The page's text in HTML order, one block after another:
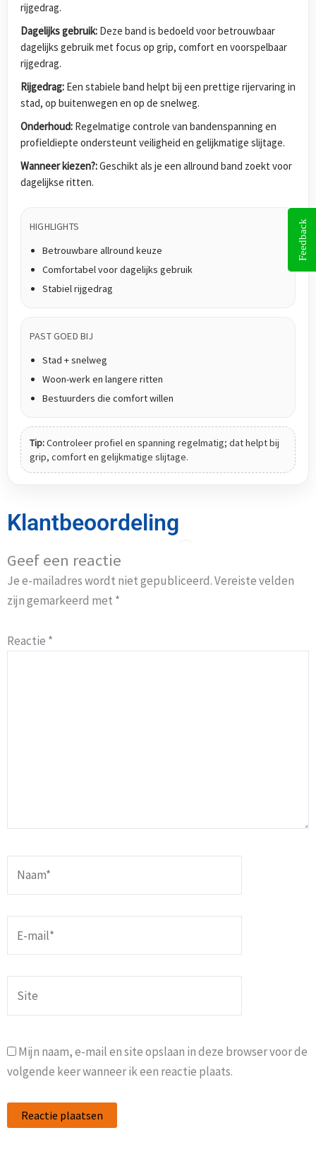
rijgedrag.
Dagelijks gebruik: Deze band is bedoeld voor betrouwbaar
dagelijks gebruik met focus op grip, comfort en voorspelbaar
rijgedrag.
Rijgedrag: Een stabiele band helpt bij een prettige rijervaring in
stad, op buitenwegen en op de snelweg.
Onderhoud: Regelmatige controle van bandenspanning en
profieldiepte ondersteunt veiligheid en gelijkmatige slijtage.
Wanneer kiezen?:Geschikt als je een allround band zoekt voor
dagelijkse ritten.
HIGHLIGHTS
Betrouwbare allround keuze
Comfortabel voor dagelijks gebruik
Stabiel rijgedrag
PAST GOED BIJ
Stad + snelweg
Woon-werk en langere ritten
Bestuurders die comfort willen
Tip:Controleer profiel en spanning regelmatig; dat helpt bij
grip, comfort en gelijkmatige slijtage.
Klantbeoordeling
Geef een reactie
Je e-mailadres wordt niet gepubliceerd.Vereiste velden
zijn gemarkeerd met *
Reactie *
mail*
Mijn naam, e-mail en site opslaan in deze browser voor de
volgende keer wanneer ik een reactie plaats.
Feedback